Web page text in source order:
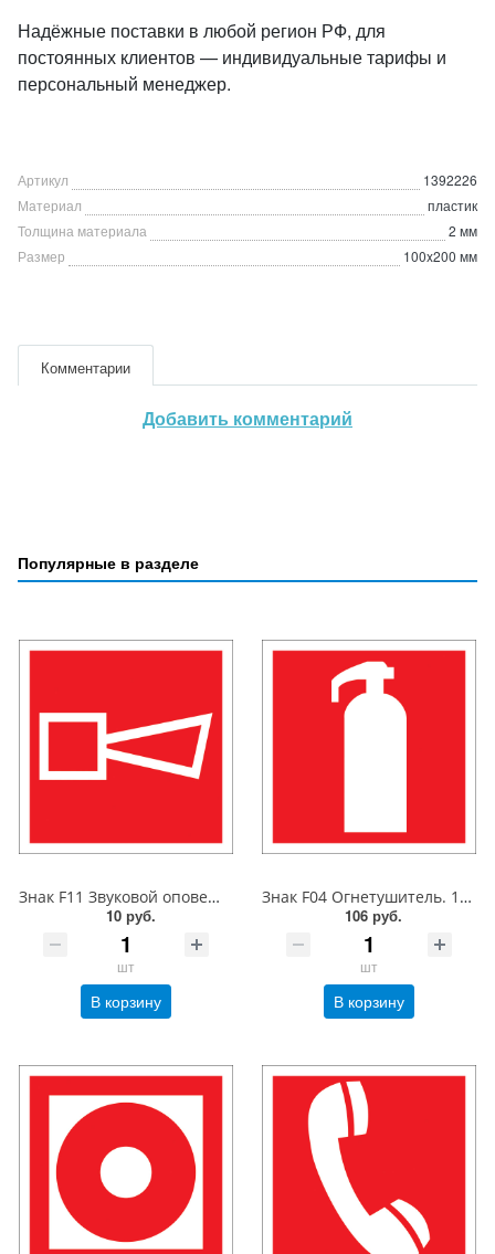
Надёжные поставки в любой регион РФ, для
постоянных клиентов — индивидуальные тарифы и
персональный менеджер.
Артикул
1392226
Материал
пластик
Толщина материала
2 мм
Размер
100x200 мм
Комментарии
Добавить комментарий
Популярные в разделе
Знак F11 Звуковой оповещатель пож. тревоги. 100x100 мм. пленка
10 руб.
шт
В корзину
Знак F04 Огнетушитель. 150x150 мм. фотолюминесцентный. пластик 2 мм
106 руб.
шт
В корзину